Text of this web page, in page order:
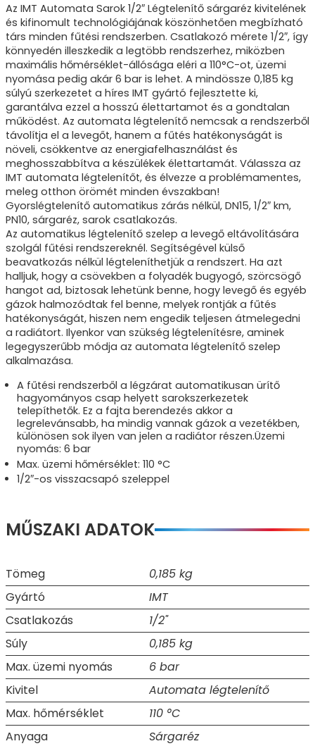
Az IMT Automata Sarok 1/2″ Légtelenítő sárgaréz kivitelének
és kifinomult technológiájának köszönhetően megbízható
társ minden fűtési rendszerben. Csatlakozó mérete 1/2″, így
könnyedén illeszkedik a legtöbb rendszerhez, miközben
maximális hőmérséklet-állósága eléri a 110°C-ot, üzemi
nyomása pedig akár 6 bar is lehet. A mindössze 0,185 kg
súlyú szerkezetet a híres IMT gyártó fejlesztette ki,
garantálva ezzel a hosszú élettartamot és a gondtalan
működést. Az automata légtelenítő nemcsak a rendszerből
távolítja el a levegőt, hanem a fűtés hatékonyságát is
növeli, csökkentve az energiafelhasználást és
meghosszabbítva a készülékek élettartamát. Válassza az
IMT automata légtelenítőt, és élvezze a problémamentes,
meleg otthon örömét minden évszakban!
Gyorslégtelenítő automatikus zárás nélkül, DN15, 1/2″ km,
PN10, sárgaréz, sarok csatlakozás.
Az automatikus légtelenítő szelep a levegő eltávolítására
szolgál fűtési rendszereknél. Segítségével külső
beavatkozás nélkül légteleníthetjük a rendszert. Ha azt
halljuk, hogy a csövekben a folyadék bugyogó, szörcsögő
hangot ad, biztosak lehetünk benne, hogy levegő és egyéb
gázok halmozódtak fel benne, melyek rontják a fűtés
hatékonyságát, hiszen nem engedik teljesen átmelegedni
a radiátort. Ilyenkor van szükség légtelenítésre, aminek
legegyszerűbb módja az automata légtelenítő szelep
alkalmazása.
A fűtési rendszerből a légzárat automatikusan ürítő
hagyományos csap helyett sarokszerkezetek
telepíthetők. Ez a fajta berendezés akkor a
legrelevánsabb, ha mindig vannak gázok a vezetékben,
különösen sok ilyen van jelen a radiátor részen.Üzemi
nyomás: 6 bar
Max. üzemi hőmérséklet: 110 °C
1/2″-os visszacsapó szeleppel
MŰSZAKI ADATOK
Tömeg
0,185 kg
Gyártó
IMT
Csatlakozás
1/2"
Súly
0,185 kg
Max. üzemi nyomás
6 bar
Kivitel
Automata légtelenítő
Max. hőmérséklet
110 °C
Anyaga
Sárgaréz